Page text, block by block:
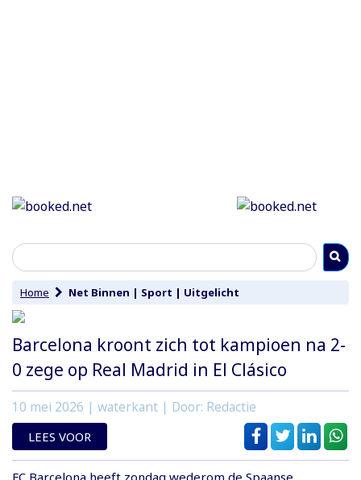
Home Net Binnen | Sport | Uitgelicht
Barcelona kroont zich tot kampioen na 2-
0 zege op Real Madrid in El Clásico
10 mei 2026 | waterkant | Door: Redactie
LEES VOOR